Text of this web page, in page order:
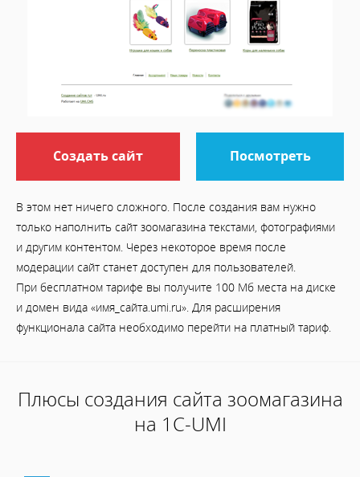
Создать сайт Посмотреть
В этом нет ничего сложного. После создания вам нужно
только наполнить сайт зоомагазина текстами, фотографиями
и другим контентом. Через некоторое время после
модерации сайт станет доступен для пользователей.
При бесплатном тарифе вы получите 100 Мб места на диске
и домен вида «имя_сайта.umi.ru». Для расширения
функционала сайта необходимо перейти на платный тариф.
Плюсы создания сайта зоомагазина
на 1С-UMI